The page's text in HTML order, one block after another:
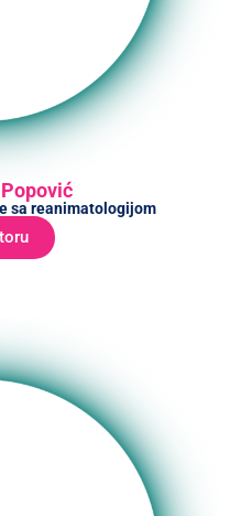
sa reanimatologijom